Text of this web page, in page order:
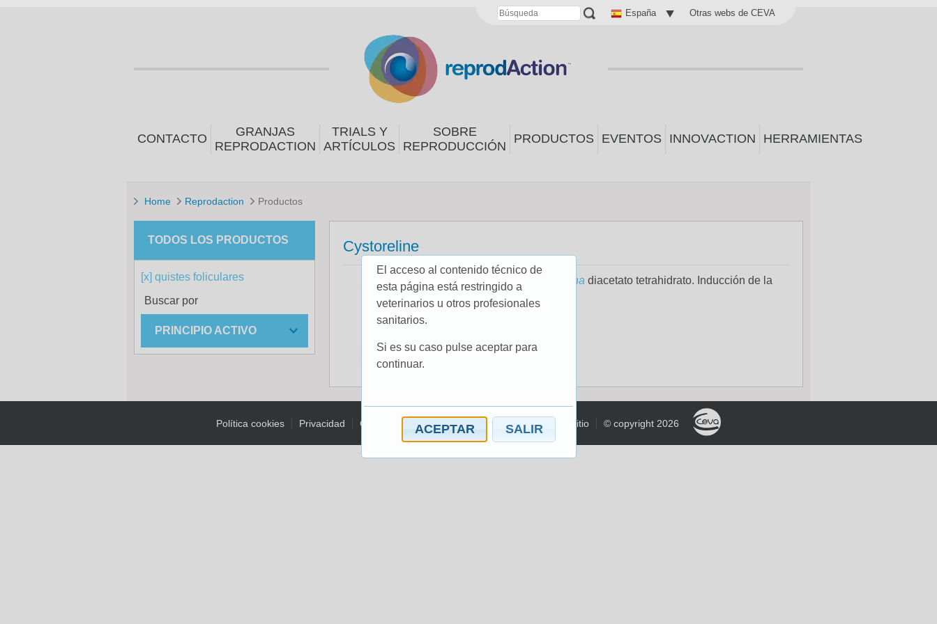
España Otras webs de CEVA
CONTACTO
GRANJAS
REPRODACTION
TRIALS Y
ARTÍCULOS
SOBRE
REPRODUCCIÓN
PRODUCTOS EVENTOS INNOVACTION HERRAMIENTAS
Home Reprodaction Productos
TODOS LOS PRODUCTOS
[x] quistes foliculares
Buscar por
PRINCIPIO ACTIVO
Cystoreline
Cystoreline ( Gonadorelina diacetato tetrahidrato. Inducción de la
ovulación
.
Leer más
Política cookies Privacidad Contacto Glosario Aviso legal Mapa del sitio © copyright 2026
El acceso al contenido técnico de
esta página está restringido a
veterinarios u otros profesionales
sanitarios.
Si es su caso pulse aceptar para
continuar.
ACEPTAR SALIR